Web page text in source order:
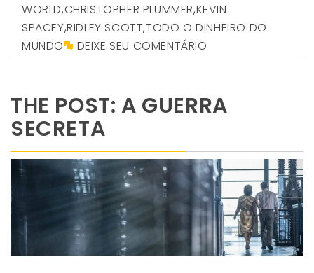
WORLD,CHRISTOPHER PLUMMER,KEVIN
SPACEY,RIDLEY SCOTT,TODO O DINHEIRO DO
MUNDO
DEIXE SEU COMENTÁRIO
THE POST: A GUERRA
SECRETA